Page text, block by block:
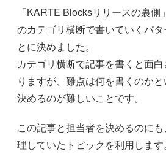
「KARTE Blocksリリースの裏
のカテゴリ横断で書いていくパ
とに決めました。
カテゴリ横断で記事を書くと面
りますが、難点は何を書くのか
決めるのが難しいことです。
この記事と担当者を決めるのに
理していたトピックを利用します。